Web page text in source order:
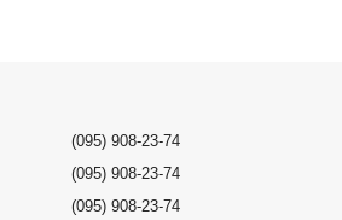
(095) 908-23-74
(095) 908-23-74
(095) 908-23-74